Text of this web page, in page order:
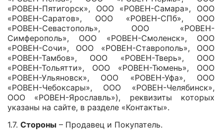
«РОВЕН-Пятигорск», ООО «РОВЕН-Самара», ООО
«РОВЕН-Саратов», ООО «РОВЕН-СПб», ООО
«РОВЕН-Севастополь», ООО «РОВЕН-
Симферополь», ООО «РОВЕН-Смоленск», ООО
«РОВЕН-Сочи», ООО «РОВЕН-Ставрополь», ООО
«РОВЕН-Тамбов», ООО «РОВЕН-Тверь», ООО
«РОВЕН-Тольятти», ООО «РОВЕН-Тюмень», ООО
«РОВЕН-Ульяновск», ООО «РОВЕН-Уфа», ООО
«РОВЕН-Чебоксары», ООО «РОВЕН-Челябинск»,
ООО «РОВЕН-Ярославль»), реквизиты которых
указаны на сайте, в разделе «Контакты».
1.7. Стороны – Продавец и Покупатель.